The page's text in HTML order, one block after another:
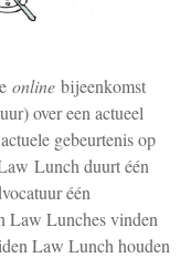
online bijeenkomst
over een actueel
gebeurtenis op
Lunch duurt één
één
Law Lunches vinden
Law Lunch houden